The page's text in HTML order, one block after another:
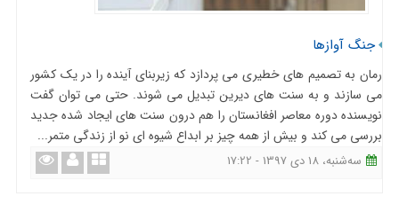
جنگ آوازها
رمان به تصمیم های خطیری می پردازد که زیربنای آینده را در یک کشور
می سازند و به سنت های دیرین تبدیل می شوند. حتی می توان گفت
نویسنده دوره معاصر افغانستان را هم درون سنت های ایجاد شده جدید
بررسی می کند و بیش از همه چیز بر ابداع شیوه ای نو از زندگی متمر...
ﺳﻪشنبه، 18 دی 1397 - 17:22